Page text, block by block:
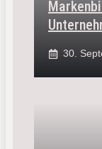
30.